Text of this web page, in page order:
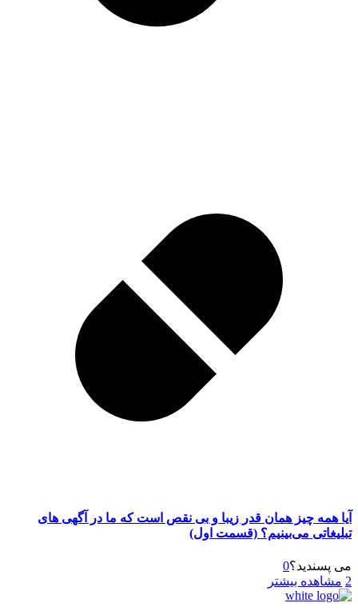
آیا همه چیز همان ‌قدر زیبا و بی نقص است که ما در آگهی های
تبلیغاتی می‌بینیم؟ (قسمت اول)
می پسندید؟0
2 مشاهده بیشتر